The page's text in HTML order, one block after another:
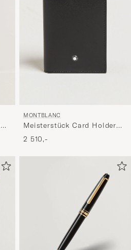
MONTBLANC
Meisterstück Card Holder
4cc Black
2 510,-